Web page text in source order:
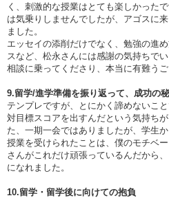
く、刺激的な授業はとても楽しかった
は気乗りしませんでしたが、アゴスに
ました。
エッセイの添削だけでなく、勉強の進
スなど、松永さんには感謝の気持ちで
相談に乗ってくださり、本当に有難うご
9.留学/進学準備を振り返って、成功の
テンプレですが、とにかく諦めないこ
対目標スコアを出すんだという気持ち
た、一期一会ではありましたが、学生
授業を受けられたことは、僕のモチベ
さんがこれだけ頑張っているんだから
になれました。
10.留学・留学後に向けての抱負